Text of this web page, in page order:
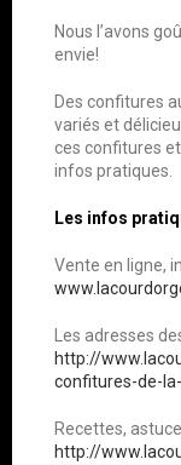
Nous l’avons
envie!
Des confitures
variés et
ces confitures
infos pratiques.
Les infos
Vente en ligne,
Les adresses
http://
confitures-de-
Recettes,
http://